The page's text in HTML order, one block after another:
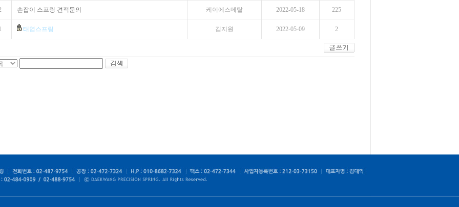
손잡이 스프링 견적문의 케이에스메탈 2022-05-18 225
태엽스프링 김지원 2022-05-09 2